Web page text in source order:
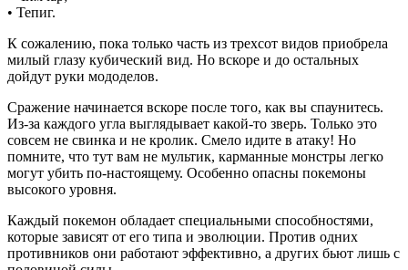
• Тепиг.
К сожалению, пока только часть из трехсот видов приобрела
милый глазу кубический вид. Но вскоре и до остальных
дойдут руки мододелов.
Сражение начинается вскоре после того, как вы спаунитесь.
Из-за каждого угла выглядывает какой-то зверь. Только это
совсем не свинка и не кролик. Смело идите в атаку! Но
помните, что тут вам не мультик, карманные монстры легко
могут убить по-настоящему. Особенно опасны покемоны
высокого уровня.
Каждый покемон обладает специальными способностями,
которые зависят от его типа и эволюции. Против одних
противников они работают эффективно, а других бьют лишь с